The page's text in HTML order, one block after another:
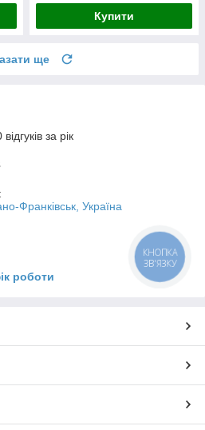
Купити
ще
за рік
Франківськ, Україна
роботи
КНОПКА
ЗВ'ЯЗКУ